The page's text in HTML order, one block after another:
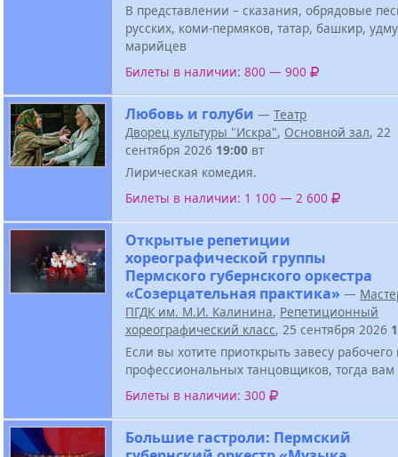
В представлении – сказания, обрядовые
русских, коми-пермяков, татар, башкир,
марийцев
Билеты в наличии: 800 — 900
Любовь и голуби — Театр
Дворец культуры "Искра", Основной зал, 22
сентября 2026 19:00 вт
Лирическая комедия.
Билеты в наличии: 1 100 — 2 600
Открытые репетиции
хореографической группы
Пермского губернского оркестра
«Созерцательная практика» —
ПГДК им. М.И. Калинина, Репетиционный
хореографический класс, 25 сентября 2026
Если вы хотите приоткрыть завесу рабочего
профессиональных танцовщиков, тогда
Билеты в наличии: 300
Большие гастроли: Пермский